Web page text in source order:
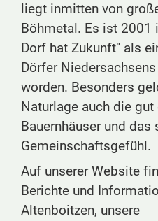
liegt inmitten von
Böhmetal. Es ist 2001
Dorf hat Zukunft" als
Dörfer
worden. Besonders
Naturlage auch die gut
Bauernhäuser und das
Gemeinschaftsgefühl.
Auf unserer Website
Berichte und
Altenboitzen, unsere